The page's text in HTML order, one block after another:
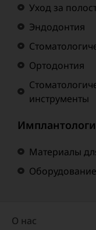
Уход за
Эндодонтия
Ортодонтия
инструменты
Материалы
О нас